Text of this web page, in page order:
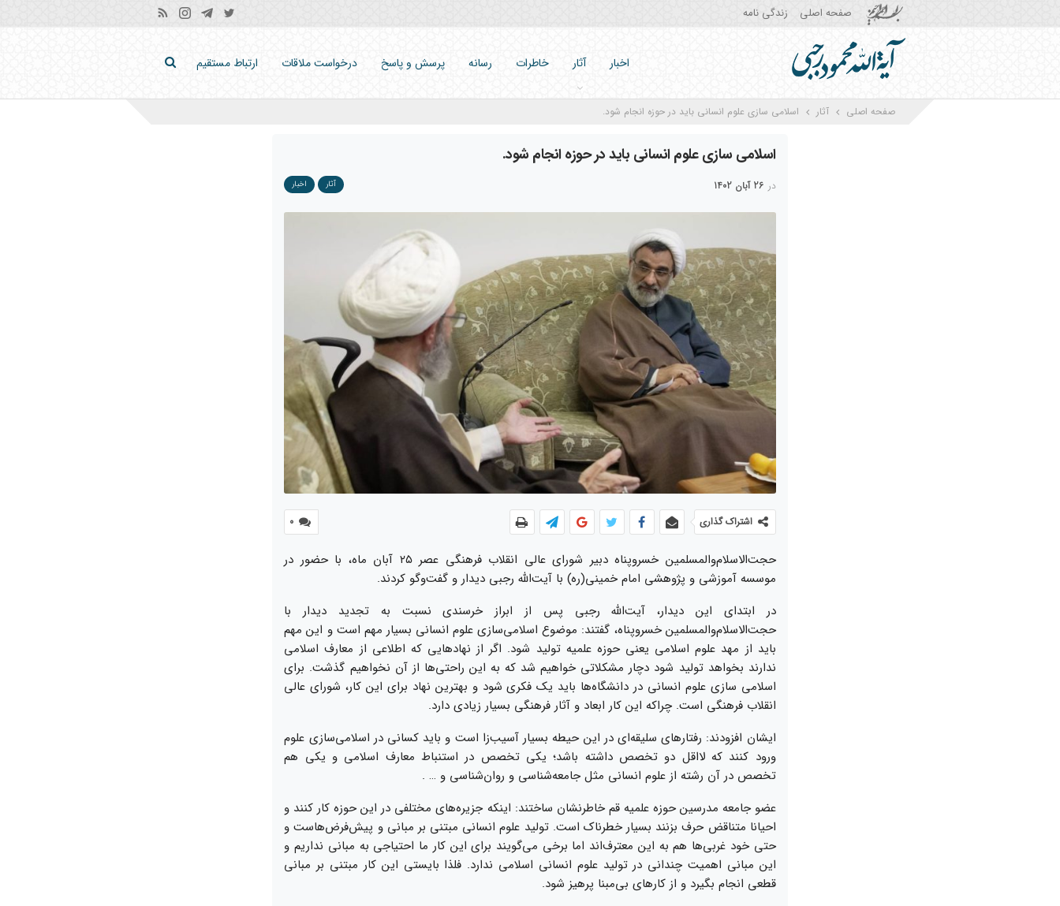
صفحه اصلی زندگی نامه
اخبار آثار خاطرات رسانه پرسش و پاسخ درخواست ملاقات ارتباط مستقیم
صفحه اصلی آثار اسلامی سازی علوم انسانی باید در حوزه انجام شود.
اسلامی سازی علوم انسانی باید در حوزه انجام شود.
آثار اخبار در 26 آبان 1402
0 اشتراک گذاری
حجت‌الاسلام‌والمسلمین خسروپناه دبیر شورای عالی انقلاب فرهنگی عصر ۲۵ آبان ماه، با حضور در
موسسه آموزشی و پژوهشی امام خمینی(ره) با آیت‌الله رجبی دیدار و گفت‌وگو کردند.
در ابتدای این دیدار، آیت‌الله رجبی پس از ابراز خرسندی نسبت به تجدید دیدار با
حجت‌الاسلام‌والمسلمین خسروپناه، گفتند: موضوع اسلامی‌سازی علوم انسانی بسیار مهم است و این مهم
باید از مهد علوم اسلامی یعنی حوزه علمیه تولید شود. اگر از نهادهایی که اطلاعی از معارف اسلامی
ندارند بخواهد تولید شود دچار مشکلاتی خواهیم شد که به این راحتی‌ها از آن نخواهیم گذشت. برای
اسلامی سازی علوم انسانی در دانشگاه‌ها باید یک فکری شود و بهترین نهاد برای این کار، شورای عالی
انقلاب فرهنگی است. چراکه این کار ابعاد و آثار فرهنگی بسیار زیادی دارد.
ایشان افزودند: رفتارهای سلیقه‌ای در این حیطه بسیار آسیب‌زا است و باید کسانی در اسلامی‌سازی علوم
ورود کنند که لااقل دو تخصص داشته باشد؛ یکی تخصص در استنباط معارف اسلامی و یکی هم
تخصص در آن رشته از علوم انسانی مثل جامعه‌شناسی و روان‌شناسی و … .
عضو جامعه مدرسین حوزه علمیه قم خاطرنشان ساختند: اینکه جزیره‌های مختلفی در این حوزه کار کنند و
احیانا متناقض حرف بزنند بسیار خطرناک است. تولید علوم انسانی مبتنی بر مبانی و پیش‌فرض‌هاست و
حتی خود غربی‌ها هم به این معترف‌‌اند اما برخی می‌گویند برای این کار ما احتیاجی به مبانی نداریم و
این مبانی اهمیت چندانی در تولید علوم انسانی اسلامی ندارد. فلذا بایستی این کار مبتنی بر مبانی
قطعی انجام بگیرد و از کارهای بی‌مبنا پرهیز شود.